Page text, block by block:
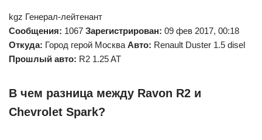
kgz Генерал-лейтенант
Сообщения: 1067 Зарегистрирован: 09 фев 2017, 00:18
Откуда: Город герой Москва Авто: Renault Duster 1.5 disel
Прошлый авто: R2 1.25 AT
В чем разница между Ravon R2 и
Chevrolet Spark?